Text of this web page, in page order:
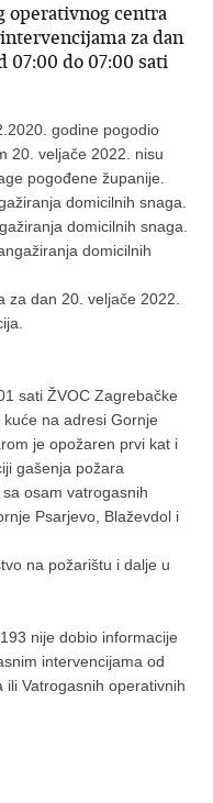
operativnog centra
za dan
07:00 do 07:00 sati
godine pogodio
20. veljače 2022. nisu
pogođene županije.
domicilnih snaga.
domicilnih snaga.
domicilnih
dan 20. veljače 2022.
sati ŽVOC Zagrebačke
na adresi Gornje
je opožaren prvi kat i
gašenja požara
osam vatrogasnih
Psarjevo, Blaževdol i
na požarištu i dalje u
nije dobio informacije
intervencijama od
Vatrogasnih operativnih